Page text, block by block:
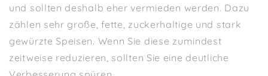
und sollten deshalb eher vermieden werden. Dazu
zählen sehr große, fette, zuckerhaltige und stark
gewürzte Speisen. Wenn Sie diese zumindest
zeitweise reduzieren, sollten Sie eine deutliche